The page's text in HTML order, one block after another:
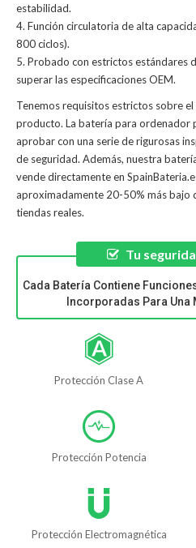
estabilidad.
4. Función circulatoria de alta
800 ciclos).
5. Probado con estrictos estándares
superar las especificaciones OEM.
Tenemos requisitos estrictos sobre
producto. La batería para ordenador
aprobar con una serie de rigurosas
de seguridad. Además, nuestra
vende directamente en
aproximadamente 20-50% más bajo
tiendas reales.
Tu
Cada Batería Contiene
Incorporadas Para
Protección Clase A
Protección Potencia
Protección Electromagnética